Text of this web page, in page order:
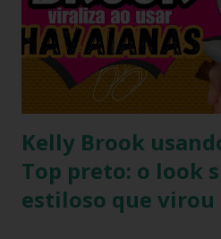
armadura de brilho que Paolla
composto por um top e uma
"bordado", mas sim uma
multicoloridas . ...
Kelly Brook
Top preto: o look
estiloso que